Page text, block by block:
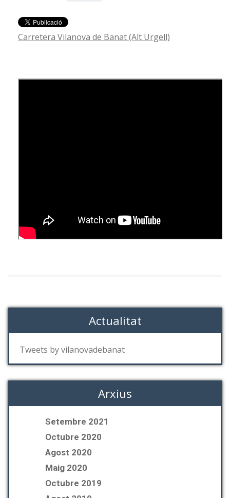
Carretera Vilanova de Banat (Alt Urgell)
Actualitat
Tweets by vilanovadebanat
Arxius
Setembre 2021
Octubre 2020
Agost 2020
Maig 2020
Octubre 2019